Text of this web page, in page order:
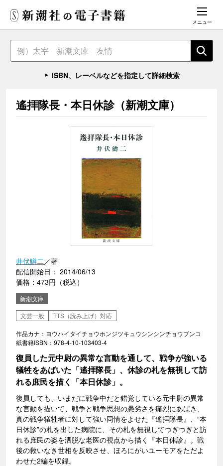
メニュー
ISBN、レーベルなどを指定して詳細検索
遙拝隊長・本日休診（新潮文庫）
井伏鱒二／著
配信開始日： 2014/06/13
価格：473円（税込）
新潮文庫
文芸一般
TTS（読み上げ）対応
作品カナ：ヨウハイタイチョウホンジツキュウシンシンチョウブンコ
紙書籍ISBN：978-4-10-103403-4
復員した元中尉の異常な言動を通して、戦争が強いる
犠牲をあばいた「遙拝隊長」、休診の札を無視して訪
れる庶民を描く「本日休診」。
復員しても、いまだに戦争中だと錯覚している元中尉の異常
な言動を描いて、戦争と戦争思想の愚劣さを痛烈にあばき、
真の戦争犠牲者に対して強い同情をよせた『遙拝隊長』、“本
日休診”の札を出した病院に、その札を無視してつぎつぎと訪
れる庶民の姿を洒脱な老医の視点から描く『本日休診』。戦
後の救いなき世相を反映させ、ほろにがいユーモアをただよ
わせた2編を収録。